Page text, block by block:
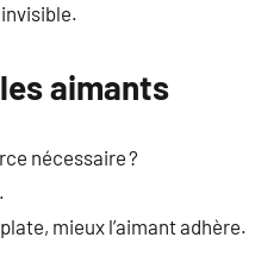
aimants
nécessaire ?
mieux l’aimant adhère.